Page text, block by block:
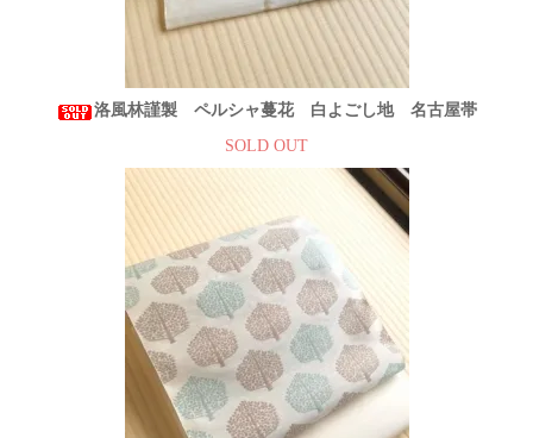
洛風林謹製 ペルシャ蔓花 白よごし地 名古屋帯
SOLD OUT